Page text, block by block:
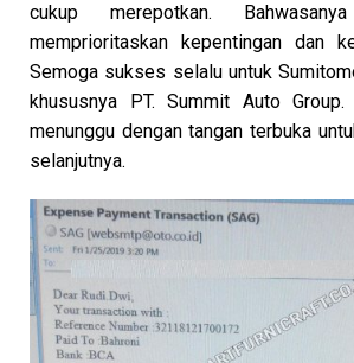
cukup merepotkan.
memprioritaskan kepentingan dan
Semoga sukses selalu untuk
khususnya PT. Summit Auto
menunggu dengan tangan terbuka
selanjutnya.